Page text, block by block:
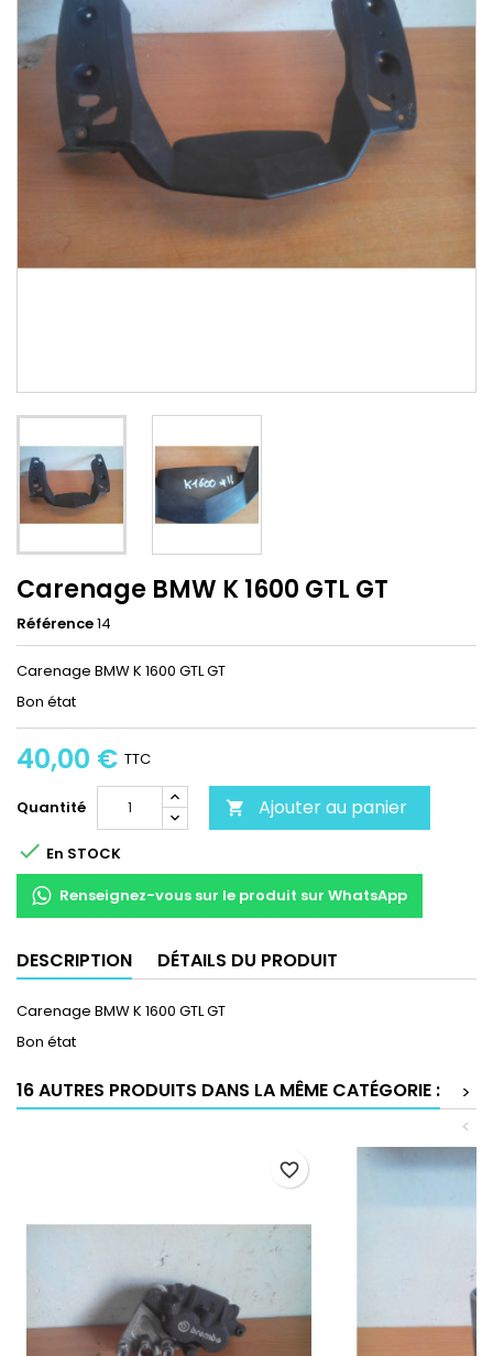
Carenage BMW K 1600 GTL GT
Référence14
Carenage BMW K 1600 GTL GT
Bon état
40,00 € TTC
Quantité  Ajouter au panier
 En STOCK
Renseignez-vous sur le produit sur WhatsApp
DESCRIPTION DÉTAILS DU PRODUIT
Carenage BMW K 1600 GTL GT
Bon état
16 AUTRES PRODUITS DANS LA MÊME CATÉGORIE :
>
<
favorite_border